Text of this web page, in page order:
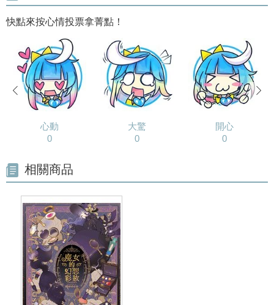
快點來按心情投票拿菁點！
心動
0
大驚
0
開心
0
prev next
相關商品